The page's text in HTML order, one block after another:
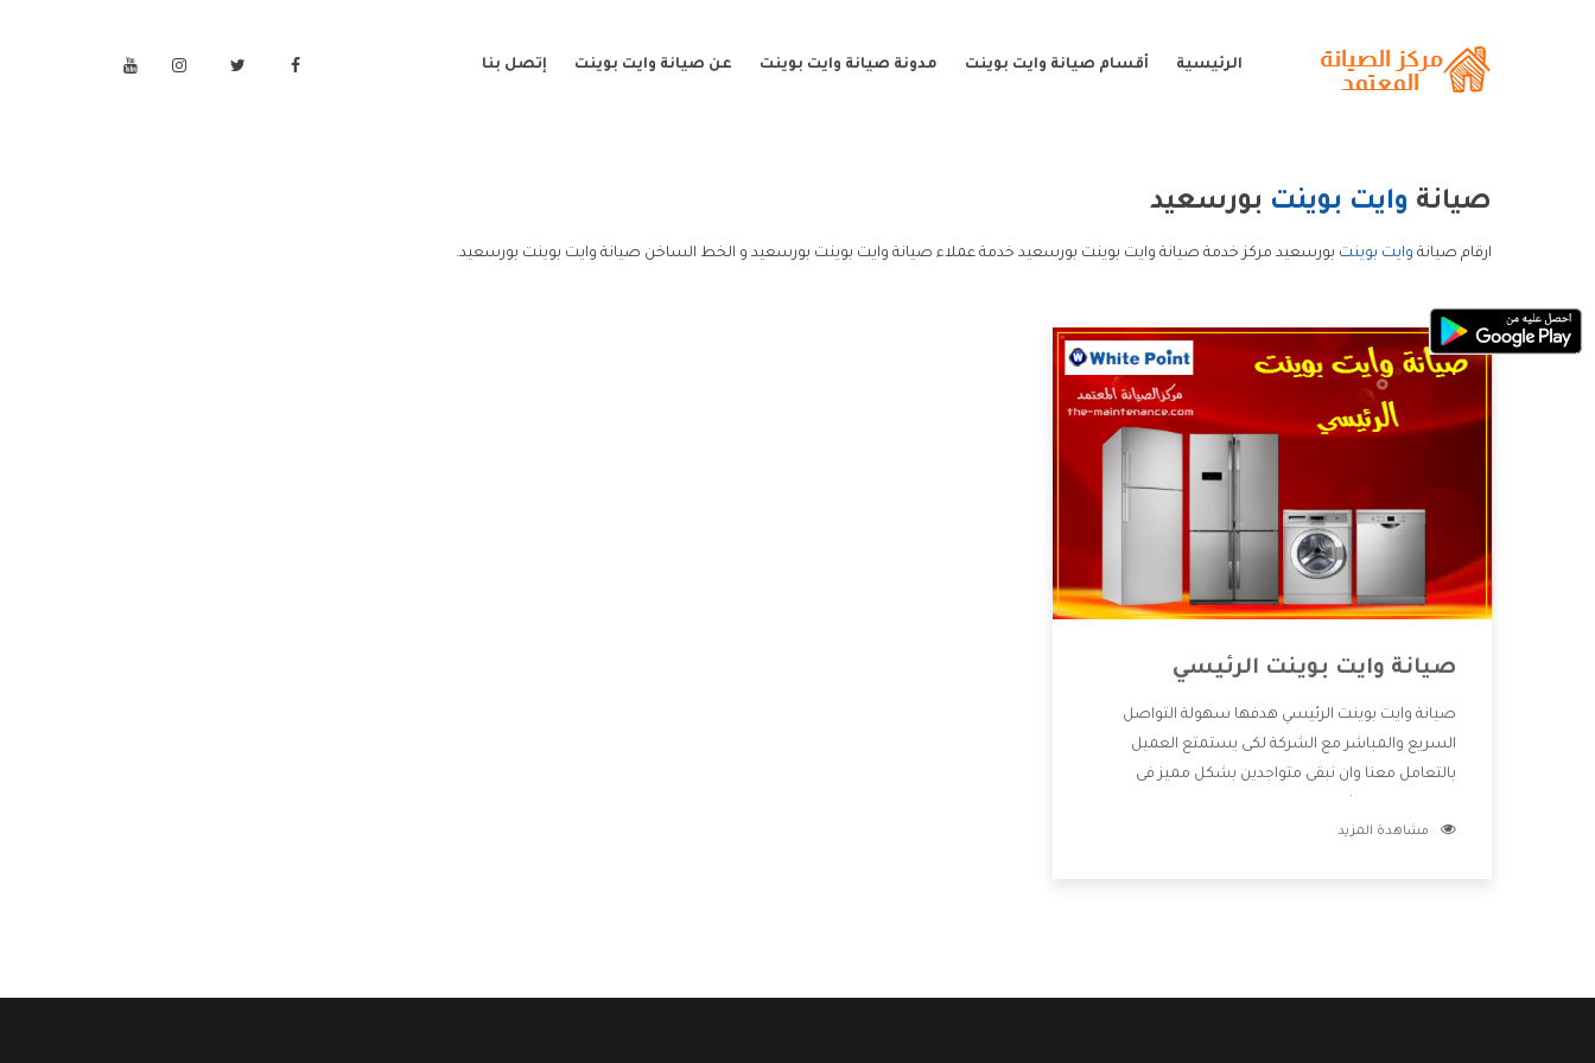
الرئيسية أقسام صيانة وايت بوينت مدونة صيانة وايت بوينت عن صيانة وايت بوينت إتصل بنا
صيانة وايت بوينت بورسعيد
ارقام صيانة وايت بوينت بورسعيد مركز خدمة صيانة وايت بوينت بورسعيد خدمة عملاء صيانة وايت بوينت بورسعيد و الخط الساخن صيانة وايت بوينت بورسعيد.
صيانة وايت بوينت الرئيسي
صيانة وايت بوينت الرئيسي هدفها سهولة التواصل
السريع والمباشر مع الشركة لكى يستمتع العميل
بالتعامل معنا وان نبقى متواجدين بشكل مميز فى
للعميل وان يستمتع بالخدمات التى تنفرد الشركة بها
مشاهدة المزيد